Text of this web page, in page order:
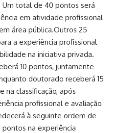
total de 40 pontos será
em atividade profissional
área pública.Outros 25
a experiência profissional
na iniciativa privada.
10 pontos, juntamente
doutorado receberá 15
na classificação, após
profissional e avaliação
à seguinte ordem de
na experiência